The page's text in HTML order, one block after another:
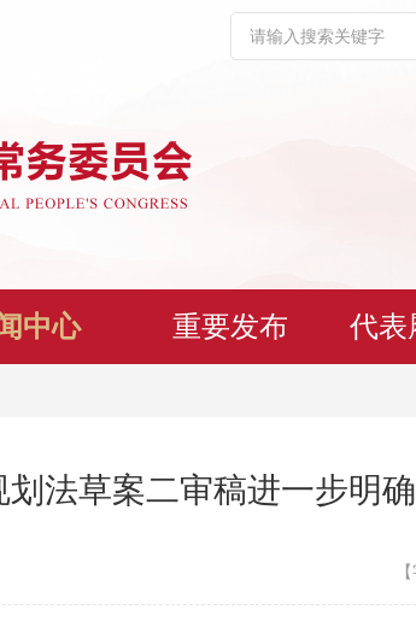
中心 重要发布 代表
划法草案二审稿进一步明